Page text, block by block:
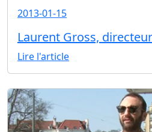
2013-01-15
Laurent Gross,
Lire l'article